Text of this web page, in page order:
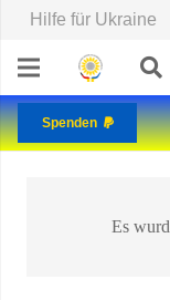
Hilfe für Ukraine
Spenden
Es